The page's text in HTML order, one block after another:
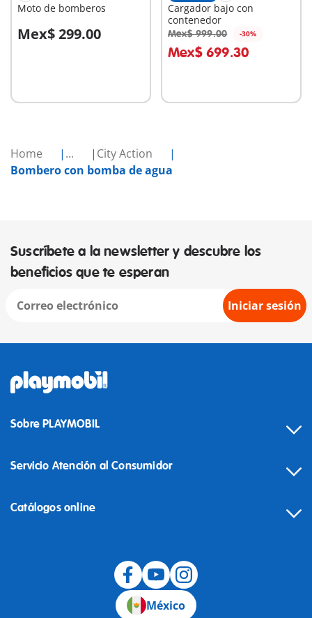
Home ...
City Action
Bombero con bomba de agua
Moto de bomberos
Mex$ 299.00
A la cesta
Cargador bajo con
contenedor
Mex$ 999.00 -30%
Mex$ 699.30
A la cesta
Suscríbete a la newsletter y descubre los
beneficios que te esperan
Iniciar sesión
Sobre PLAYMOBIL
Servicio Atención al Consumidor
Catálogos online
México